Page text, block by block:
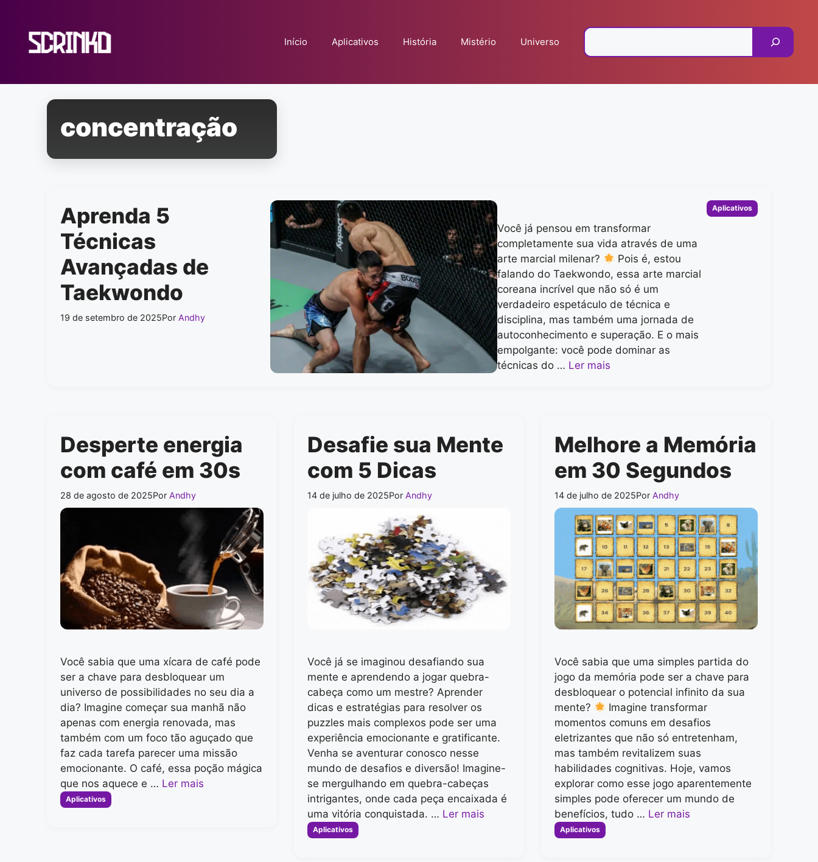
conteúdo
Início Aplicativos História Mistério Universo
concentração
Aprenda 5
Técnicas
Avançadas de
Taekwondo
19 de setembro de 2025Por Andhy
Você já pensou em transformar
completamente sua vida através de uma
arte marcial milenar?
Pois é, estou
falando do Taekwondo, essa arte marcial
coreana incrível que não só é um
verdadeiro espetáculo de técnica e
disciplina, mas também uma jornada de
autoconhecimento e superação. E o mais
empolgante: você pode dominar as
técnicas do … Ler mais
Categorias
Aplicativos
Desperte energia
com café em 30s
28 de agosto de 2025Por Andhy
Você sabia que uma xícara de café pode
ser a chave para desbloquear um
universo de possibilidades no seu dia a
dia? Imagine começar sua manhã não
apenas com energia renovada, mas
também com um foco tão aguçado que
faz cada tarefa parecer uma missão
emocionante. O café, essa poção mágica
que nos aquece e … Ler mais
Categorias
Aplicativos
Desafie sua Mente
com 5 Dicas
14 de julho de 2025Por Andhy
Você já se imaginou desafiando sua
mente e aprendendo a jogar quebra-
cabeça como um mestre? Aprender
dicas e estratégias para resolver os
puzzles mais complexos pode ser uma
experiência emocionante e gratificante.
Venha se aventurar conosco nesse
mundo de desafios e diversão! Imagine-
se mergulhando em quebra-cabeças
intrigantes, onde cada peça encaixada é
uma vitória conquistada. … Ler mais
Categorias
Aplicativos
Melhore a Memória
em 30 Segundos
14 de julho de 2025Por Andhy
Você sabia que uma simples partida do
jogo da memória pode ser a chave para
desbloquear o potencial infinito da sua
mente?
Imagine transformar
momentos comuns em desafios
eletrizantes que não só entretenham,
mas também revitalizem suas
habilidades cognitivas. Hoje, vamos
explorar como esse jogo aparentemente
simples pode oferecer um mundo de
benefícios, tudo … Ler mais
Categorias
Aplicativos